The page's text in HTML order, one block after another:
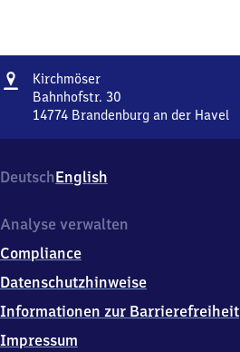
Adresse
KirchmöserKirchmöser
Bahnhofstr. 30
14774 Brandenburg an der Havel
30,
1
7
4
Brandenburg
der
Havel
DeutschEnglish
Analyse verwalten
Compliance
Datenschutzhinweise
Informationen zur Barrierefreiheit
Impressum